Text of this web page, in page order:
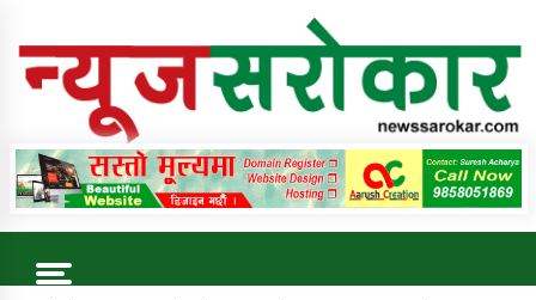
Online News Portal